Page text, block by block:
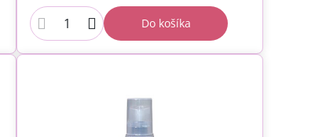
Do košíka